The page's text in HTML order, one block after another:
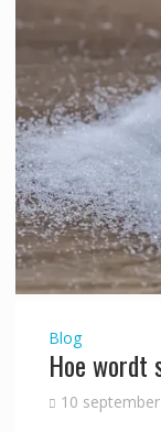
Blog
Hoe wordt
10